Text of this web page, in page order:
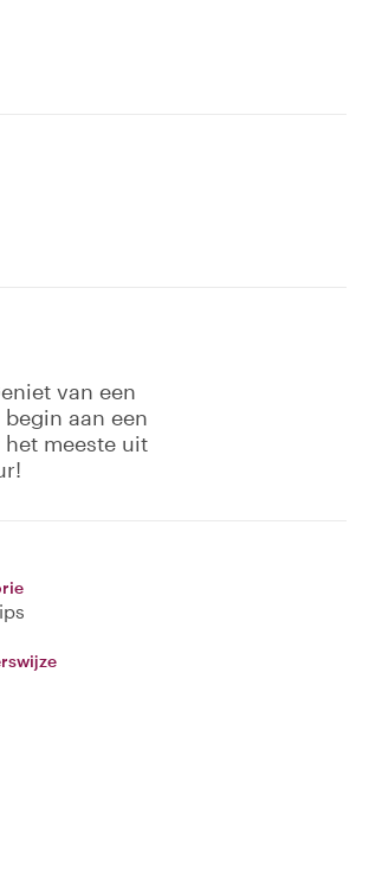
van een
aan een
meeste uit